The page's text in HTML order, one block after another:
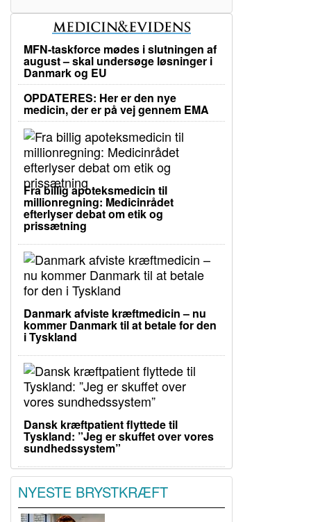
MFN-taskforce mødes i slutningen af
august – skal undersøge løsninger i
Danmark og EU
OPDATERES: Her er den nye
medicin, der er på vej gennem EMA
Fra billig apoteksmedicin til
millionregning: Medicinrådet
efterlyser debat om etik og
prissætning
Danmark afviste kræftmedicin – nu
kommer Danmark til at betale for den
i Tyskland
Dansk kræftpatient flyttede til
Tyskland: ”Jeg er skuffet over vores
sundhedssystem”
NYESTE BRYSTKRÆFT